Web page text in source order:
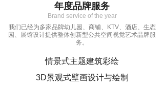
年度品牌服务
Brand service of the year
我们已经为多家品牌幼儿园、商铺、KTV、酒店、生态
园、展馆设计提供整体创新型公共空间视觉艺术品牌服
务。
情景式主题建筑彩绘
3D景观式壁画设计与绘制